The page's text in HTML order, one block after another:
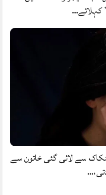
کہلائے…
سے لائی گئی خاتون سے